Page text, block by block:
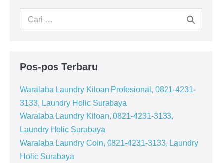
Pencarian
Pos-pos Terbaru
Waralaba Laundry Kiloan Profesional, 0821-4231-
3133, Laundry Holic Surabaya
Waralaba Laundry Kiloan, 0821-4231-3133,
Laundry Holic Surabaya
Waralaba Laundry Coin, 0821-4231-3133, Laundry
Holic Surabaya